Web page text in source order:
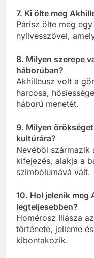
7. Ki ölte meg
Párisz ölte meg
nyílvesszővel,
8. Milyen szerepe
háborúban?
Akhilleusz volt a
harcosa,
háború menetét.
9. Milyen
kultúrára?
Nevéből származik
kifejezés, alakja a
szimbólumává vált.
10. Hol jelenik meg
legteljesebben?
Homérosz Iliásza
története, jelleme
kibontakozik.